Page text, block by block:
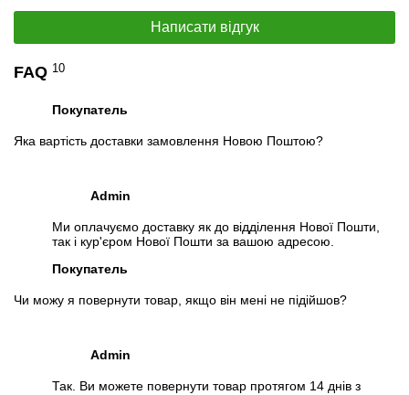
Написати відгук
FAQ 10
Покупатель
Яка вартість доставки замовлення Новою Поштою?
Admin
Ми оплачуємо доставку як до відділення Нової Пошти,
так і кур'єром Нової Пошти за вашою адресою.
Покупатель
Чи можу я повернути товар, якщо він мені не підійшов?
Admin
Так. Ви можете повернути товар протягом 14 днів з